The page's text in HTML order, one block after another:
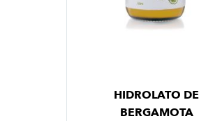
HIDROLATO DE
BERGAMOTA